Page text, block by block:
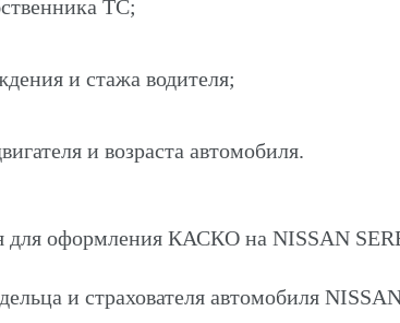
ТС;
и стажа водителя;
и возраста автомобиля.
для оформления КАСКО на NISSAN
и страхователя автомобиля